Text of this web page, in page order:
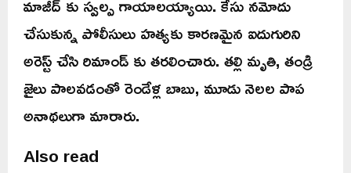
చేసుకున్న పోలీసులు హత్యకు కారణమైన ఐదుగురిని
అరెస్ట్ చేసి రిమాండ్ కు తరలించారు. తల్లి మృతి, తండ్రి
జైలు పాలవడంతో రెండేళ్ల బాబు, మూడు నెలల పాప
అనాథలుగా మారారు.
Also read